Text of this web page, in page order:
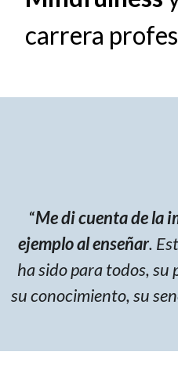
carrera
“Me di cuenta de la
ejemplo al enseñar.
ha sido para todos, su
su conocimiento, su